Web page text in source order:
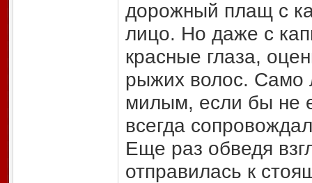
дорожный плащ с
лицо. Но даже с
красные глаза,
рыжих волос. Само
милым, если бы не
всегда
Еще раз обведя
отправилась к